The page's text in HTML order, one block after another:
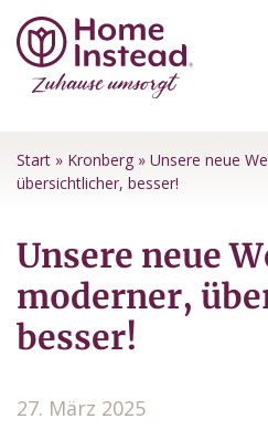
Start » Kronberg » Unsere neue
übersichtlicher, besser!
Unsere neue
moderner,
besser!
27. März 2025